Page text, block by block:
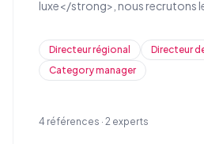
luxe</strong>, nous recrutons
performance commerciale de
Directeur régional
Directeur
Category manager
4 références · 2 experts